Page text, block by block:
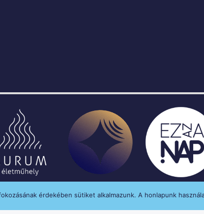
érdekében sütiket alkalmazunk. A honlapunk